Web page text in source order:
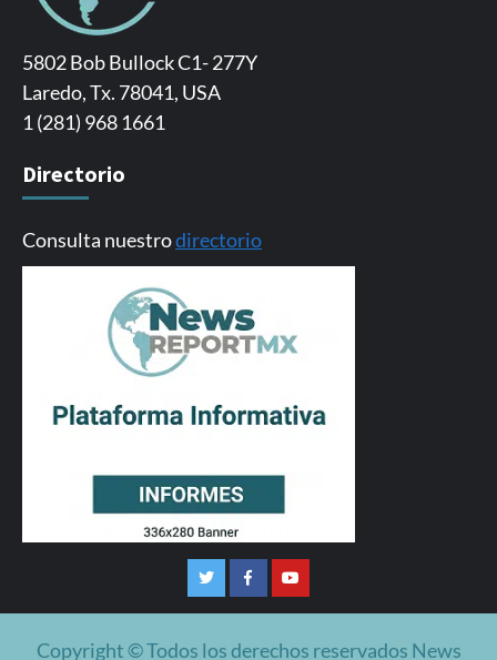
5802 Bob Bullock C1- 277Y
Laredo, Tx. 78041, USA
1 (281) 968 1661
Directorio
Consulta nuestrodirectorio
TwitterFacebookYoutube
Copyright © Todos los derechos reservados News